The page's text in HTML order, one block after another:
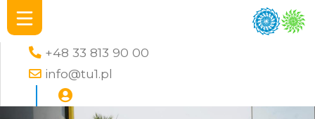
+48 33 813 90 00
info@tu1.pl